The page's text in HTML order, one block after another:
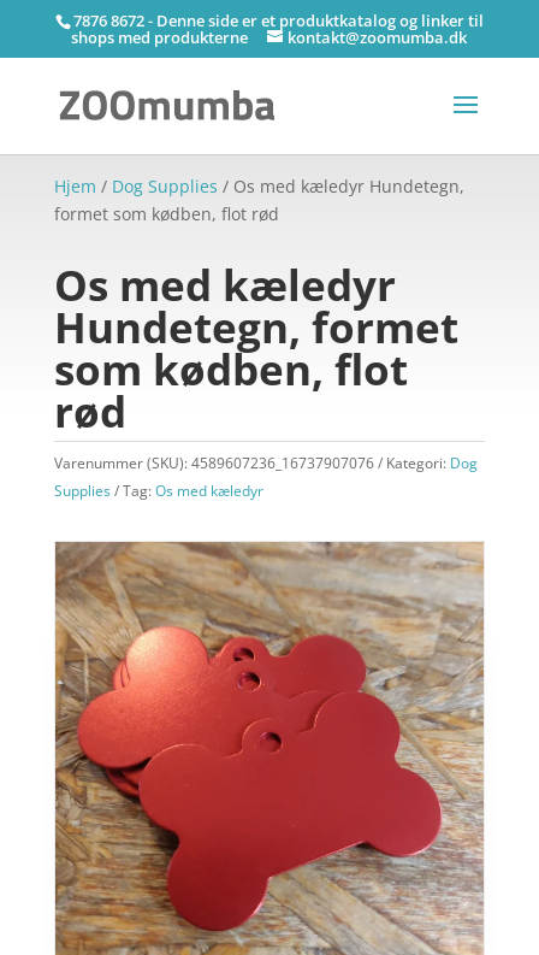
7876 8672 - Denne side er et produktkatalog og linker til
shops med produkterne kontakt@zoomumba.dk
Hjem / Dog Supplies / Os med kæledyr Hundetegn,
formet som kødben, flot rød
Os med kæledyr
Hundetegn, formet
som kødben, flot
rød
Varenummer (SKU):4589607236_16737907076 Kategori: Dog
Supplies
Tag:Os med kæledyr